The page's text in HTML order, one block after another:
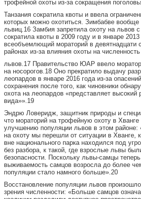
трофейной охоты из-за сокращения
Танзания сократила квоты и ввела
которых можно охотиться. Зимбабве вообще
львиц.16 Замбия запретила охоту на львов
сократила квоты в 2009 году и в январе
всеобъемлющий мораторий в девятнадцати
районах из-за влияния охоты на численность
львов.17 Правительство ЮАР ввело
на носорогов.18 Оно прекратило выдачу
леопардов в январе 2016 года из-за
сохранения после того, как чиновники
охота на леопардов «представляет
вида»».19
Эндрю Ловеридж, защитник природы и
что мораторий на трофейную охоту в
улучшению популяции львов в этом
на охоту мы перешли от ситуации в Хванге,
вне национального парка находился под
без разбора, к такой, где взрослые львы
безопасности. Поскольку львы-самцы
выживаемость самцов возросла до более
популяции стало намного больше».20
Восстановление популяции львов
зрения численности: «Больше самцов